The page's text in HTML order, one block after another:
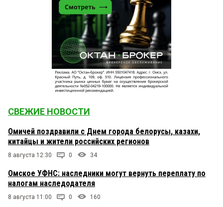
СВЕЖИЕ НОВОСТИ
Омичей поздравили с Днем города белорусы, казахи,
китайцы и жители российских регионов
8 августа 12:30 0 34
Омское УФНС: наследники могут вернуть переплату по
налогам наследодателя
8 августа 11:00 0 160